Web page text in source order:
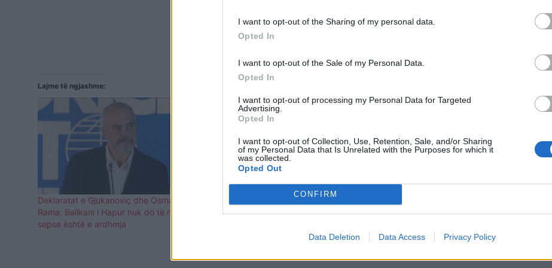
I want to opt-out of the Sharing of my personal data.
Opted In
I want to opt-out of the Sale of my Personal Data.
Opted In
I want to opt-out of processing my Personal Data for Targeted
Advertising.
Opted In
I want to opt-out of Collection, Use, Retention, Sale, and/or Sharing
of my Personal Data that Is Unrelated with the Purposes for which it
was collected.
Opted Out
CONFIRM
Data Deletion Data Access Privacy Policy
Lajme të ngjashme:
Deklaratat e Gjukanoviç dhe Osmanit,
Rama: Ballkani i Hapur nuk do të ndalet
sepse është e ardhmja
Gjukanoviç flet për dallimet me Abazoviçin
rreth Ballkanit të Hapur: I di qëndrimet e tij,
vendimin e Gjukanoviç për zgjedhjet e